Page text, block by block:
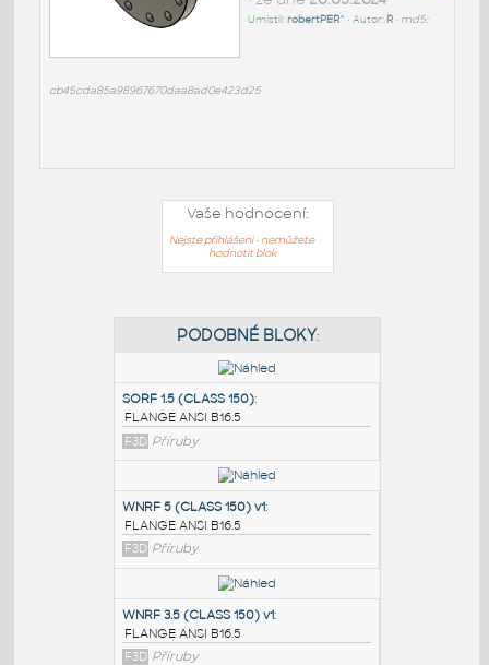
Umístil:robertPER^ • Autor: R• md5:
cb45cda85a98967670daa8ad0e423d25
Vaše hodnocení:
Nejste přihlášeni - nemůžete
hodnotit blok
PODOBNÉ BLOKY
SORF 1.5 (CLASS 150):
FLANGE ANSI B16.5
F3D Příruby